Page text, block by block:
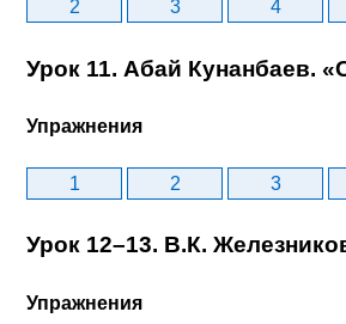
2 3 4
Урок 11. Абай Кунанбаев.
Упражнения
1 2 3
Урок 12–13. В.К.
Упражнения